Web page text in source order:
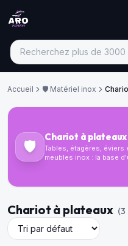
Accueil 🛡️ Matériel inox
🛡️
Chariot à plateaux
Tables, étagères, éviers
meubles inox : la base
Chariot à plateaux (3